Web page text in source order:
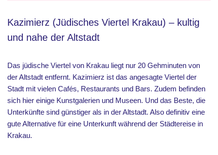
Kazimierz (Jüdisches Viertel Krakau) – kultig
und nahe der Altstadt
Das jüdische Viertel von Krakau liegt nur 20 Gehminuten von
der Altstadt entfernt. Kazimierz ist das angesagte Viertel der
Stadt mit vielen Cafés, Restaurants und Bars. Zudem befinden
sich hier einige Kunstgalerien und Museen. Und das Beste, die
Unterkünfte sind günstiger als in der Altstadt. Also definitiv eine
gute Alternative für eine Unterkunft während der Städtereise in
Krakau.